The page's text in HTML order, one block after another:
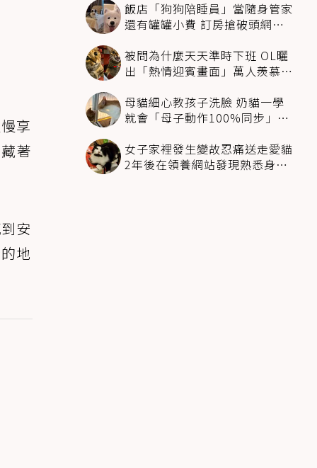
享
著
安
地
飯店「狗狗陪睡員」當隨身管家
還有罐罐小費 訂房搶破頭網友
被問為什麼天天準時下班 OL曬
出「熱情迎賓畫面」萬人羨慕：
母貓細心教孩子洗臉 奶貓一學
就會「母子動作100%同步」網
女子家裡發生變故忍痛送走愛貓
2年後在領養網站發現熟悉身影